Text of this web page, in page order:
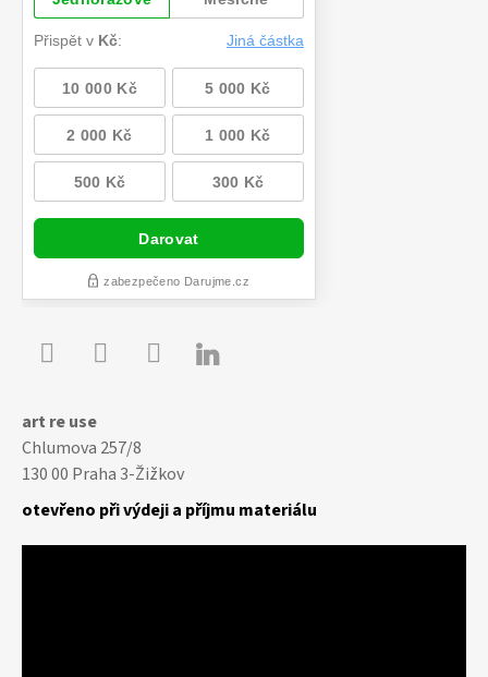

art re use
Chlumova 257/8
130 00 Praha 3-Žižkov
otevřeno při výdeji a příjmu materiálu